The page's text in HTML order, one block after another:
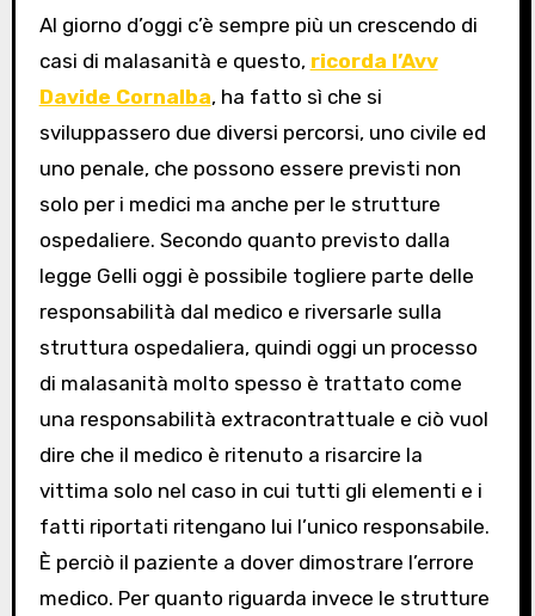
Al giorno d’oggi c’è sempre più un crescendo di
casi di malasanità e questo, ricorda l’Avv
Davide Cornalba, ha fatto sì che si
sviluppassero due diversi percorsi, uno civile ed
uno penale, che possono essere previsti non
solo per i medici ma anche per le strutture
ospedaliere. Secondo quanto previsto dalla
legge Gelli oggi è possibile togliere parte delle
responsabilità dal medico e riversarle sulla
struttura ospedaliera, quindi oggi un processo
di malasanità molto spesso è trattato come
una responsabilità extracontrattuale e ciò vuol
dire che il medico è ritenuto a risarcire la
vittima solo nel caso in cui tutti gli elementi e i
fatti riportati ritengano lui l’unico responsabile.
È perciò il paziente a dover dimostrare l’errore
medico. Per quanto riguarda invece le strutture